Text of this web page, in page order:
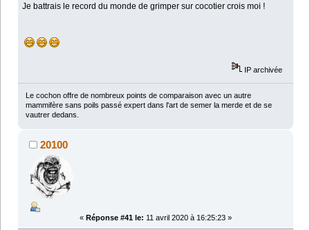
Je battrais le record du monde de grimper sur cocotier crois moi !
IP archivée
Le cochon offre de nombreux points de comparaison avec un autre
mammifère sans poils passé expert dans l'art de semer la merde et de se
vautrer dedans.
20100
« Réponse #41 le: 11 avril 2020 à 16:25:23 »